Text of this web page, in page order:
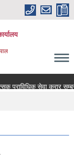
प्राविधिक सेवा करार